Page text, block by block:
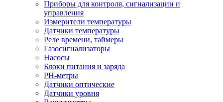
Приборы для контроля, сигнализации и
управления
Измерители температуры
Датчики температуры
Реле времени, таймеры
Газосигнализаторы
Насосы
Блоки питания и заряда
PH-метры
Датчики оптические
Датчики уровня